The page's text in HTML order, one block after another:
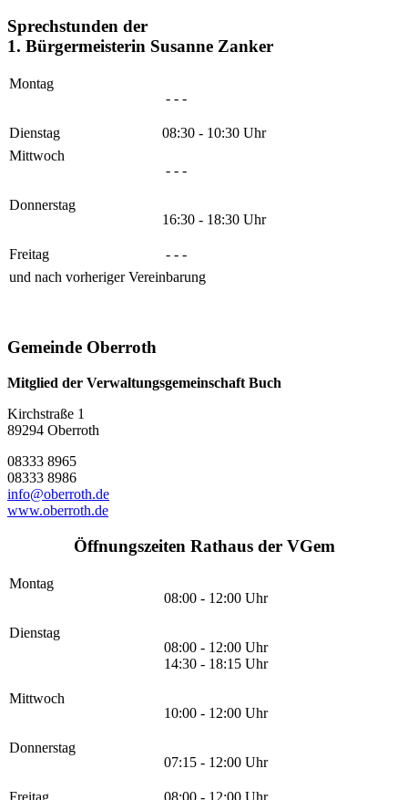
Sprechstunden der
1. Bürgermeisterin Susanne Zanker
Montag
- - -
Dienstag
08:30 - 10:30 Uhr
Mittwoch
- - -
Donnerstag
16:30 - 18:30 Uhr
Freitag
- - -
und nach vorheriger Vereinbarung
Gemeinde Oberroth
Mitglied der Verwaltungsgemeinschaft Buch
Kirchstraße 1
89294 Oberroth
08333 8965
08333 8986
info@oberroth.de
www.oberroth.de
Öffnungszeiten Rathaus der VGem
Montag
08:00 - 12:00 Uhr
Dienstag
08:00 - 12:00 Uhr
14:30 - 18:15 Uhr
Mittwoch
10:00 - 12:00 Uhr
Donnerstag
07:15 - 12:00 Uhr
Freitag 08:00 - 12:00 Uhr